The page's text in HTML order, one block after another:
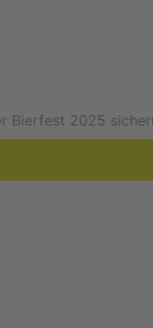
Bierfest 2025